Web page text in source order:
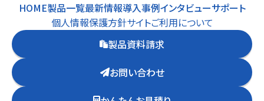
HOME製品一覧最新情報導入事例インタビューサポート
個人情報保護方針サイトご利用について
製品資料請求
お問い合わせ